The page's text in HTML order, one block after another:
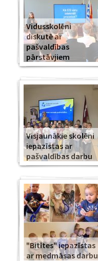
Vidusskolēni
diskutē ar
pašvaldības
pārstāvjiem
Visjaunākie skolēni
iepazīstas ar
pašvaldības darbu
"Bitītes" iepazīstas
ar medmāsas darbu